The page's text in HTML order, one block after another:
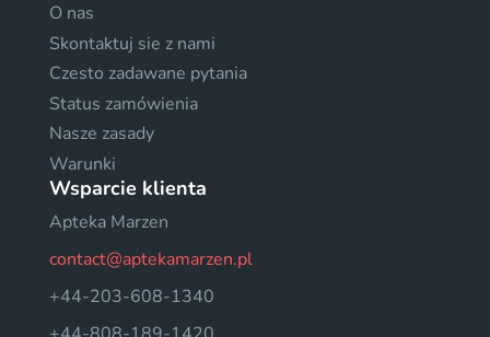
O nas
Skontaktuj sie z nami
Czesto zadawane pytania
Status zamówienia
Nasze zasady
Warunki
Wsparcie klienta
Apteka Marzen
contact@aptekamarzen.pl
+44-203-608-1340